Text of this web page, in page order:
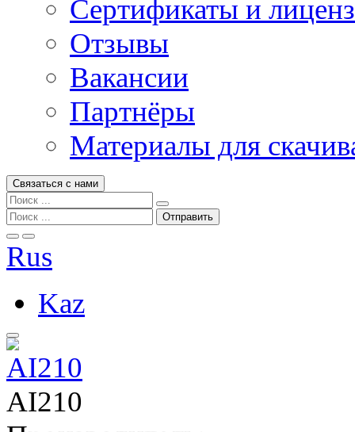
Сертификаты и
Отзывы
Вакансии
Партнёры
Материалы для
Связаться с нами
Rus
Kaz
AI210